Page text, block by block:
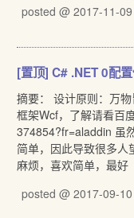
posted @ 2017-11-
[置顶] C# .NET 0配
摘要： 设计原则：万
框架Wcf，了解请看百
374854?fr=aladdin 虽
简单，因此导致很多人
麻烦，喜欢简单，最好
posted @ 2017-09-